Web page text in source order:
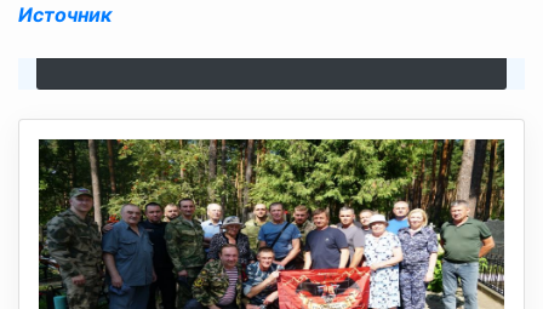
Источник